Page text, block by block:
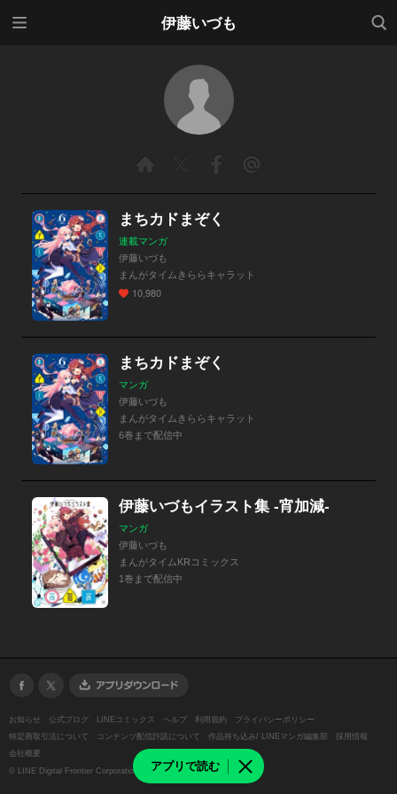
伊藤いづも
検索
アプリで読む
まちカドまぞく
連載マンガ
伊藤いづも
まんがタイムきららキャラット
10,980
まちカドまぞく
マンガ
伊藤いづも
まんがタイムきららキャラット
6巻まで配信中
伊藤いづもイラスト集 ‐宵加減‐
マンガ
伊藤いづも
まんがタイムKRコミックス
1巻まで配信中
お知らせ 公式ブログ LINEコミックス ヘルプ 利用規約
プライバシーポリシー
特定商取引法について
コンテンツ配信許諾について 作品持ち込み/ LINEマンガ編集部
採用情報
会社概要
© LINE Digital Frontier Corporation